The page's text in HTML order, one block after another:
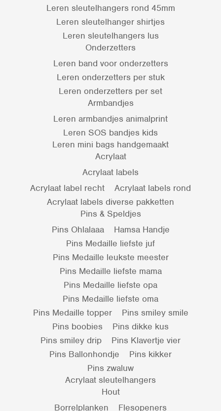
Leren sleutelhangers rond 45mm
Leren sleutelhanger shirtjes
Leren sleutelhangers lus
Onderzetters
Leren band voor onderzetters
Leren onderzetters per stuk
Leren onderzetters per set
Armbandjes
Leren armbandjes animalprint
Leren SOS bandjes kids
Leren mini bags handgemaakt
Acrylaat
Acrylaat labels
Acrylaat label recht
Acrylaat labels rond
Acrylaat labels diverse pakketten
Pins & Speldjes
Pins Ohlalaaa
Hamsa Handje
Pins Medaille liefste juf
Pins Medaille leukste meester
Pins Medaille liefste mama
Pins Medaille liefste opa
Pins Medaille liefste oma
Pins Medaille topper
Pins smiley smile
Pins boobies
Pins dikke kus
Pins smiley drip
Pins Klavertje vier
Pins Ballonhondje
Pins kikker
Pins zwaluw
Acrylaat sleutelhangers
Hout
Borrelplanken
Flesopeners